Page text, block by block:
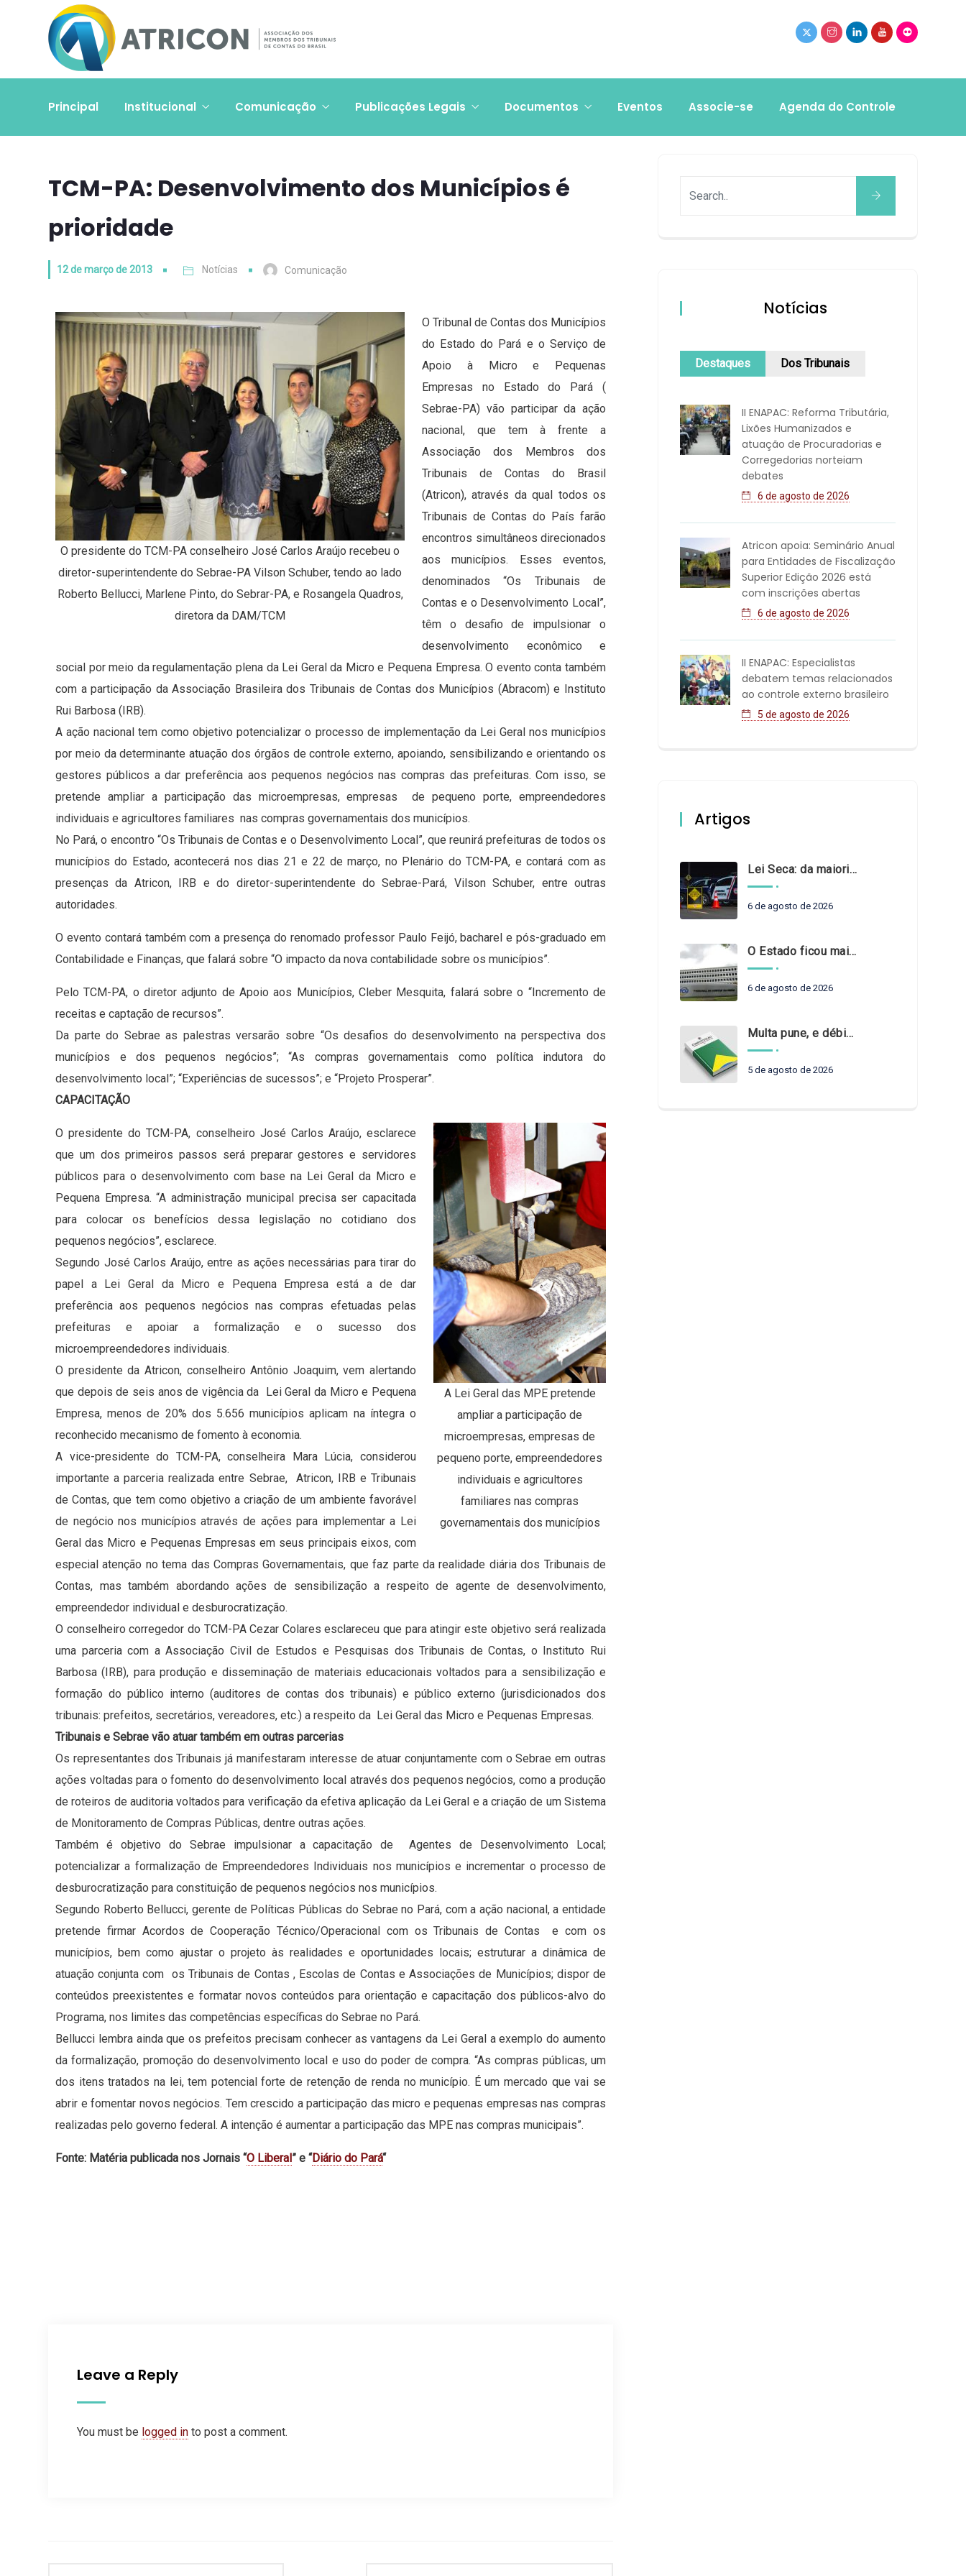
Principal Institucional Comunicação Publicações Legais Documentos Eventos Associe-se Agenda do Controle
TCM-PA: Desenvolvimento dos Municípios é
prioridade
12 de março de 2013 Notícias Comunicação
O presidente do TCM-PA conselheiro José Carlos Araújo recebeu o
diretor-superintendente do Sebrae-PA Vilson Schuber, tendo ao lado
Roberto Bellucci, Marlene Pinto, do Sebrar-PA, e Rosangela Quadros,
diretora da DAM/TCM
O Tribunal de Contas dos Municípios
do Estado do Pará e o Serviço de
Apoio à Micro e Pequenas
Empresas no Estado do Pará (
Sebrae-PA) vão participar da ação
nacional, que tem à frente a
Associação dos Membros dos
Tribunais de Contas do Brasil
(Atricon), através da qual todos os
Tribunais de Contas do País farão
encontros simultâneos direcionados
aos municípios. Esses eventos,
denominados “Os Tribunais de
Contas e o Desenvolvimento Local”,
têm o desafio de impulsionar o
desenvolvimento econômico e
social por meio da regulamentação plena da Lei Geral da Micro e Pequena Empresa. O evento conta também
com a participação da Associação Brasileira dos Tribunais de Contas dos Municípios (Abracom) e Instituto
Rui Barbosa (IRB).
A ação nacional tem como objetivo potencializar o processo de implementação da Lei Geral nos municípios
por meio da determinante atuação dos órgãos de controle externo, apoiando, sensibilizando e orientando os
gestores públicos a dar preferência aos pequenos negócios nas compras das prefeituras. Com isso, se
pretende ampliar a participação das microempresas, empresas de pequeno porte, empreendedores
individuais e agricultores familiares nas compras governamentais dos municípios.
No Pará, o encontro “Os Tribunais de Contas e o Desenvolvimento Local”, que reunirá prefeituras de todos os
municípios do Estado, acontecerá nos dias 21 e 22 de março, no Plenário do TCM-PA, e contará com as
presenças da Atricon, IRB e do diretor-superintendente do Sebrae-Pará, Vilson Schuber, entre outras
autoridades.
O evento contará também com a presença do renomado professor Paulo Feijó, bacharel e pós-graduado em
Contabilidade e Finanças, que falará sobre “O impacto da nova contabilidade sobre os municípios”.
Pelo TCM-PA, o diretor adjunto de Apoio aos Municípios, Cleber Mesquita, falará sobre o “Incremento de
receitas e captação de recursos”.
Da parte do Sebrae as palestras versarão sobre “Os desafios do desenvolvimento na perspectiva dos
municípios e dos pequenos negócios”; “As compras governamentais como política indutora do
desenvolvimento local”; “Experiências de sucessos”; e “Projeto Prosperar”.
CAPACITAÇÃO
A Lei Geral das MPE pretende
ampliar a participação de
microempresas, empresas de
pequeno porte, empreendedores
individuais e agricultores
familiares nas compras
governamentais dos municípios
O presidente do TCM-PA, conselheiro José Carlos Araújo, esclarece
que um dos primeiros passos será preparar gestores e servidores
públicos para o desenvolvimento com base na Lei Geral da Micro e
Pequena Empresa. “A administração municipal precisa ser capacitada
para colocar os benefícios dessa legislação no cotidiano dos
pequenos negócios”, esclarece.
Segundo José Carlos Araújo, entre as ações necessárias para tirar do
papel a Lei Geral da Micro e Pequena Empresa está a de dar
preferência aos pequenos negócios nas compras efetuadas pelas
prefeituras e apoiar a formalização e o sucesso dos
microempreendedores individuais.
O presidente da Atricon, conselheiro Antônio Joaquim, vem alertando
que depois de seis anos de vigência da Lei Geral da Micro e Pequena
Empresa, menos de 20% dos 5.656 municípios aplicam na íntegra o
reconhecido mecanismo de fomento à economia.
A vice-presidente do TCM-PA, conselheira Mara Lúcia, considerou
importante a parceria realizada entre Sebrae, Atricon, IRB e Tribunais
de Contas, que tem como objetivo a criação de um ambiente favorável
de negócio nos municípios através de ações para implementar a Lei
Geral das Micro e Pequenas Empresas em seus principais eixos, com
especial atenção no tema das Compras Governamentais, que faz parte da realidade diária dos Tribunais de
Contas, mas também abordando ações de sensibilização a respeito de agente de desenvolvimento,
empreendedor individual e desburocratização.
O conselheiro corregedor do TCM-PA Cezar Colares esclareceu que para atingir este objetivo será realizada
uma parceria com a Associação Civil de Estudos e Pesquisas dos Tribunais de Contas, o Instituto Rui
Barbosa (IRB), para produção e disseminação de materiais educacionais voltados para a sensibilização e
formação do público interno (auditores de contas dos tribunais) e público externo (jurisdicionados dos
tribunais: prefeitos, secretários, vereadores, etc.) a respeito da Lei Geral das Micro e Pequenas Empresas.
Tribunais e Sebrae vão atuar também em outras parcerias
Os representantes dos Tribunais já manifestaram interesse de atuar conjuntamente com o Sebrae em outras
ações voltadas para o fomento do desenvolvimento local através dos pequenos negócios, como a produção
de roteiros de auditoria voltados para verificação da efetiva aplicação da Lei Geral e a criação de um Sistema
de Monitoramento de Compras Públicas, dentre outras ações.
Também é objetivo do Sebrae impulsionar a capacitação de Agentes de Desenvolvimento Local;
potencializar a formalização de Empreendedores Individuais nos municípios e incrementar o processo de
desburocratização para constituição de pequenos negócios nos municípios.
Segundo Roberto Bellucci, gerente de Políticas Públicas do Sebrae no Pará, com a ação nacional, a entidade
pretende firmar Acordos de Cooperação Técnico/Operacional com os Tribunais de Contas e com os
municípios, bem como ajustar o projeto às realidades e oportunidades locais; estruturar a dinâmica de
atuação conjunta com os Tribunais de Contas , Escolas de Contas e Associações de Municípios; dispor de
conteúdos preexistentes e formatar novos conteúdos para orientação e capacitação dos públicos-alvo do
Programa, nos limites das competências específicas do Sebrae no Pará.
Bellucci lembra ainda que os prefeitos precisam conhecer as vantagens da Lei Geral a exemplo do aumento
da formalização, promoção do desenvolvimento local e uso do poder de compra. “As compras públicas, um
dos itens tratados na lei, tem potencial forte de retenção de renda no município. É um mercado que vai se
abrir e fomentar novos negócios. Tem crescido a participação das micro e pequenas empresas nas compras
realizadas pelo governo federal. A intenção é aumentar a participação das MPE nas compras municipais”.
Fonte: Matéria publicada nos Jornais “O Liberal ” e “Diário do Pará“
Leave a Reply
You must be logged in to post a comment.
Notícias
Destaques Dos Tribunais
II ENAPAC: Reforma Tributária,
Lixões Humanizados e
atuação de Procuradorias e
Corregedorias norteiam
debates
6 de agosto de 2026
Atricon apoia: Seminário Anual
para Entidades de Fiscalização
Superior Edição 2026 está
com inscrições abertas
6 de agosto de 2026
II ENAPAC: Especialistas
debatem temas relacionados
ao controle externo brasileiro
5 de agosto de 2026
Artigos
Lei Seca: da maioridade à maturidade
6 de agosto de 2026
O Estado ficou mais complexo. O controle precisa acompanhar
6 de agosto de 2026
Multa pune, e débito recompõe. § 3º do art. 71 da Constituição: um problema de legística formal
5 de agosto de 2026